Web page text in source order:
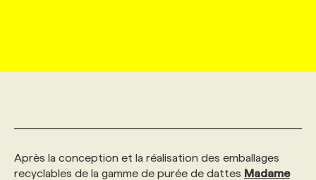
INITIATIVES NUMÉRIQUES
PRIX ET DISTINCTIONS
MARKETING DURABLE
GEO/SEO
ANNONCEZ AVEC NOUS
PROFIL ENTREPRISE
FAQ
PROFIL CANDIDAT
ANNONCEZ AVEC NOUS
NOS PARCOURS DE FORMATIONS
FORMATIONS PERSONNALISÉES
SERVICE DE CHASSE DE TÊTE
NOS TARIFS
Après la conception et la réalisation des emballages
recyclables de la gamme de purée de dattes Madame